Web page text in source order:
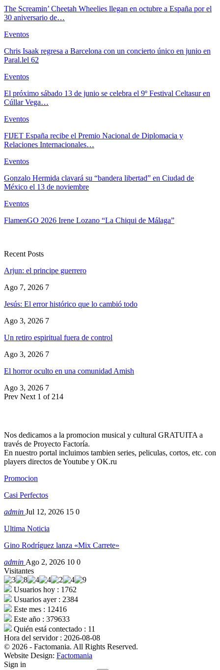
The Screamin’ Cheetah Wheelies llegan en octubre a España por el
30 aniversario de…
Eventos
Chris Isaak regresa a Barcelona con un concierto único en junio en
Paral.lel 62
Eventos
El próximo sábado 13 de junio se celebra el 9º Festival Celtasur en
Cúllar Vega…
Eventos
FIJET España recibe el Premio Nacional de Diplomacia y
Relaciones Internacionales…
Eventos
Gonzalo Hermida clavará su “bandera libertad” en Ciudad de
México el 13 de noviembre
Eventos
FlamenGO 2026 Irene Lozano “La Chiqui de Málaga”
Recent Posts
Arjun: el principe guerrero
Ago 7, 2026 7
Jesús: El error histórico que lo cambió todo
Ago 3, 2026 7
Un retiro espiritual fuera de control
Ago 3, 2026 7
El horror oculto en una comunidad Amish
Ago 3, 2026 7
Prev Next 1 of 214
Nos dedicamos a la promocion musical y cultural GRATUITA a
través de Proyecto Factoría.
En nuestro portal incluimos tambien series, peliculas, cortos, etc. con
players directos de Youtube y OK.ru
Promocion
Casi Perfectos
admin Jul 12, 2026 15 0
Ultima Noticia
Gino Rodríguez lanza «Mix Carrete»
admin Ago 2, 2026 10 0
Visitantes
Usuarios hoy : 1762
Usuarios ayer : 2384
Este mes : 12416
Este año : 379633
Quién está contectado : 11
Hora del servidor : 2026-08-08
© 2026 - Factomania. All Rights Reserved.
Website Design: Factomania
Sign in